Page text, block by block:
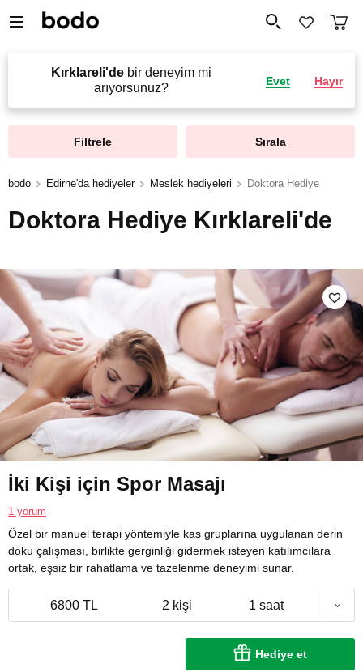
Kırklareli'debir deneyim mi
arıyorsunuz?
Evet Hayır
Filtrele Sırala
bodo Edirne'da hediyeler Meslek hediyeleri Doktora Hediye
Doktora Hediye Kırklareli'de
İki Kişi için Spor Masajı
1 yorum
Özel bir manuel terapi yöntemiyle kas gruplarına uygulanan derin
doku çalışması, birlikte gerginliği gidermek isteyen katılımcılara
ortak, eşsiz bir rahatlama ve tazelenme deneyimi sunar.
6800 TL 2 kişi 1 saat
Hediye et